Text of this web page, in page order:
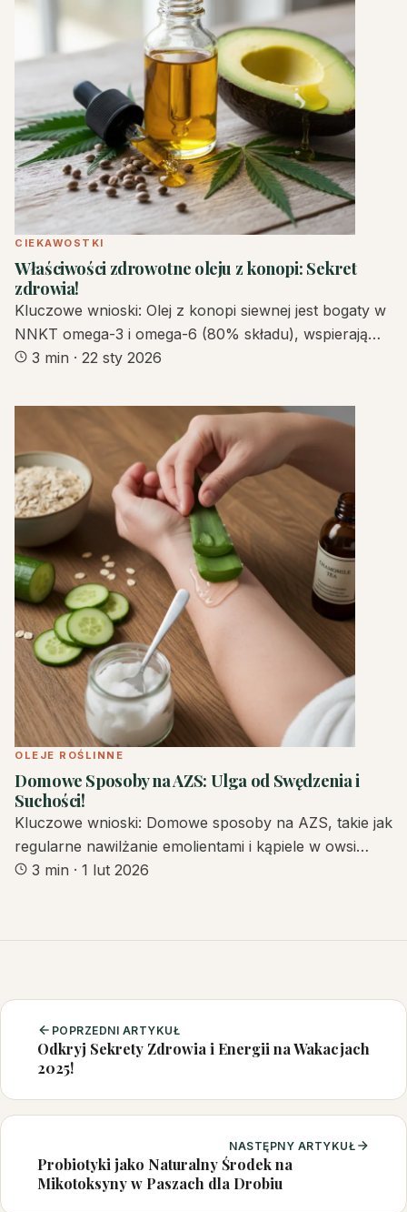
CIEKAWOSTKI
Właściwości zdrowotne oleju z konopi: Sekret
zdrowia!
Kluczowe wnioski: Olej z konopi siewnej jest bogaty w
NNKT omega-3 i omega-6 (80% składu), wspierają…
3 min · 22 sty 2026
OLEJE ROŚLINNE
Domowe Sposoby na AZS: Ulga od Swędzenia i
Suchości!
Kluczowe wnioski: Domowe sposoby na AZS, takie jak
regularne nawilżanie emolientami i kąpiele w owsi…
3 min · 1 lut 2026
POPRZEDNI ARTYKUŁ
Odkryj Sekrety Zdrowia i Energii na Wakacjach
2025!
NASTĘPNY ARTYKUŁ
Probiotyki jako Naturalny Środek na
Mikotoksyny w Paszach dla Drobiu